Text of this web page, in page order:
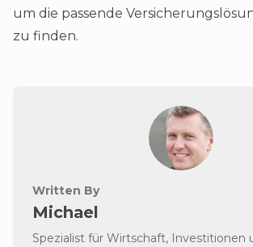
um die passende
zu finden.
Written By
Michael
Spezialist für Wirtschaft, Investitionen